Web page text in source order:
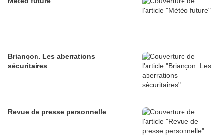
Briançon. Les aberrations
sécuritaires
Revue de presse personnelle